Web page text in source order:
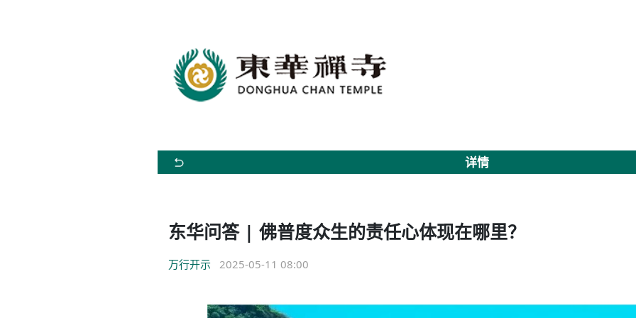
详情
东华问答 | 佛普度众生的责任心体现在哪里？
万行开示 2025-05-11 08:00